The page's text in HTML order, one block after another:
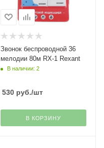
Звонок беспроводной 36
мелодии 80м RX-1 Rexant
В наличии: 2
530руб./шт
В КОРЗИНУ